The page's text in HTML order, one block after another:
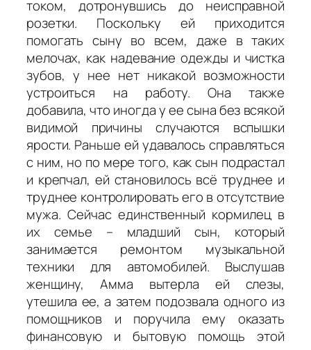
током, дотронувшись до неисправной
розетки. Поскольку ей приходится
помогать сыну во всем, даже в таких
мелочах, как надевание одежды и чистка
зубов, у нее нет никакой возможности
устроиться на работу. Она также
добавила, что иногда у ее сына без всякой
видимой причины случаются вспышки
ярости. Раньше ей удавалось справляться
с ним, но по мере того, как сын подрастал
и крепчал, ей становилось всё труднее и
труднее контролировать его в отсутствие
мужа. Сейчас единственный кормилец в
их семье – младший сын, который
занимается ремонтом музыкальной
техники для автомобилей. Выслушав
женщину, Амма вытерла ей слезы,
утешила ее, а затем подозвала одного из
помощников и поручила ему оказать
финансовую и бытовую помощь этой